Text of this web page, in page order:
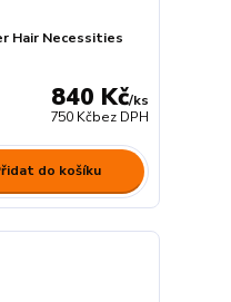
Hair Necessities
840 Kč/ks
750 Kčbez DPH
do košíku